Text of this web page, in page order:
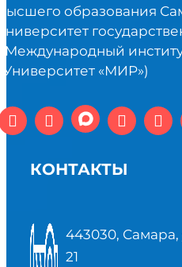
образования
«МИР»)
КОНТАКТЫ
443030, Самара,
21